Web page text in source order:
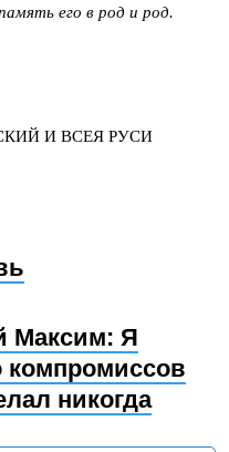
его в род и род.
И ВСЕЯ РУСИ
Максим: Я
компромиссов
никогда